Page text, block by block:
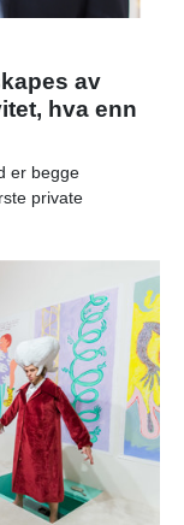
av
hva enn
er begge
private